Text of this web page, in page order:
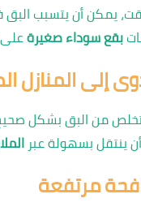
يمكن أن يتسبب
بقع سوداء صغيرةعلى
إلى المنازل
من البق بشكل
ينتقل بسهولة عبر
مرتفعة